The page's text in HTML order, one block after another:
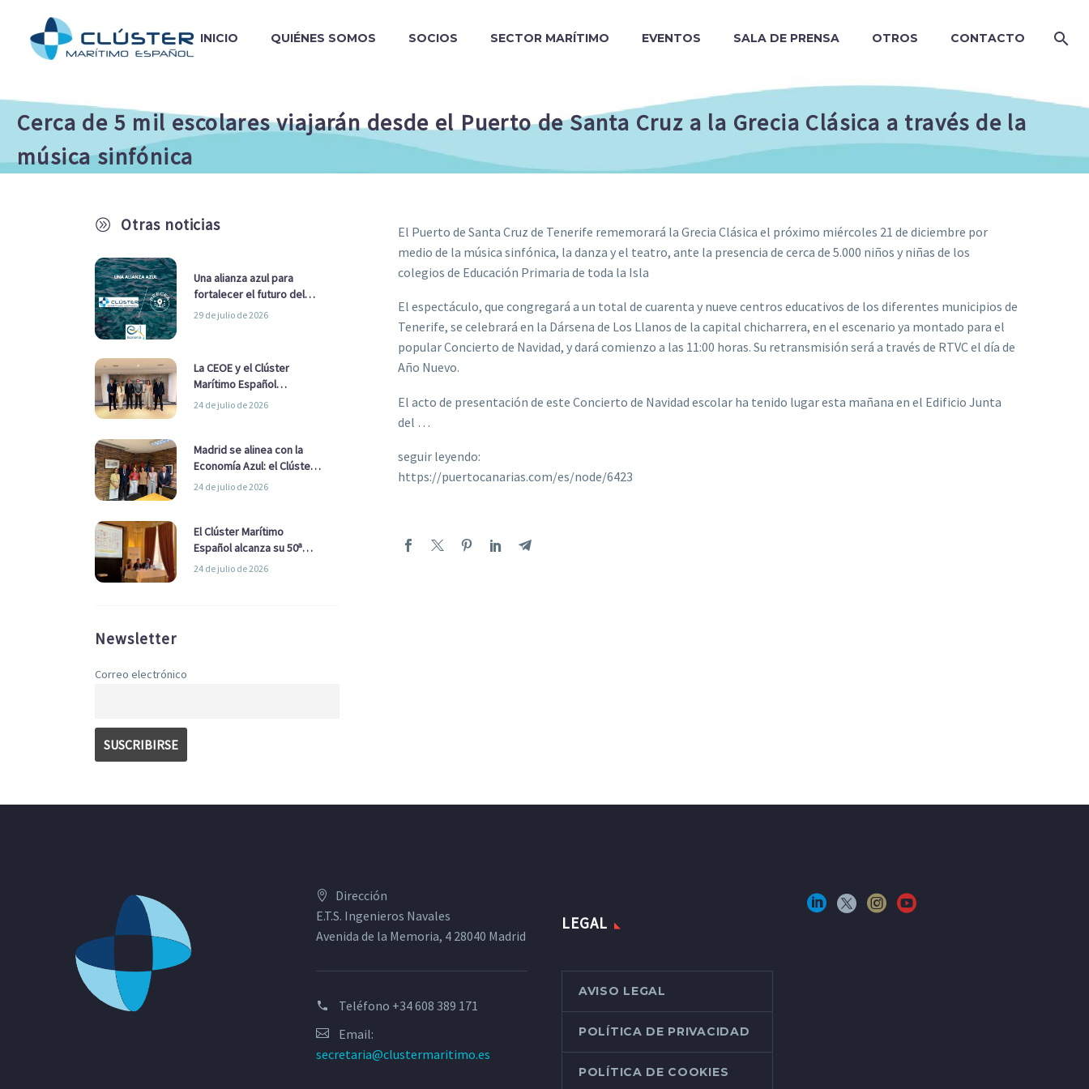
INICIO QUIÉNES SOMOS SOCIOS SECTOR MARÍTIMO EVENTOS SALA DE PRENSA OTROS CONTACTO
Cerca de 5 mil escolares viajarán desde el Puerto de Santa Cruz a la Grecia Clásica a través de la
música sinfónica
A Otras noticias
Una alianza azul para
fortalecer el futuro del
sector marítimo
29 de julio de 2026
La CEOE y el Clúster
Marítimo Español
refuerzan su alianza para
24 de julio de 2026
Madrid se alinea con la
Economía Azul: el Clúster
Marítimo Español y la Real
Ayuntamiento
24 de julio de 2026
El Clúster Marítimo
Español alcanza su 50ª
Asamblea reafirmando su
24 de julio de 2026
Newsletter
Correo electrónico
El Puerto de Santa Cruz de Tenerife rememorará la Grecia Clásica el próximo miércoles 21 de diciembre por
medio de la música sinfónica, la danza y el teatro, ante la presencia de cerca de 5.000 niños y niñas de los
colegios de Educación Primaria de toda la Isla
El espectáculo, que congregará a un total de cuarenta y nueve centros educativos de los diferentes municipios de
Tenerife, se celebrará en la Dársena de Los Llanos de la capital chicharrera, en el escenario ya montado para el
popular Concierto de Navidad, y dará comienzo a las 11:00 horas. Su retransmisión será a través de RTVC el día de
Año Nuevo.
El acto de presentación de este Concierto de Navidad escolar ha tenido lugar esta mañana en el Edificio Junta
del …
seguir leyendo:
https://puertocanarias.com/es/node/6423
Dirección
E.T.S. Ingenieros Navales
Avenida de la Memoria, 4 28040 Madrid
Teléfono +34 608 389 171
Email:
secretaria@clustermaritimo.es
LEGAL
AVISO LEGAL
POLÍTICA DE PRIVACIDAD
POLÍTICA DE COOKIES